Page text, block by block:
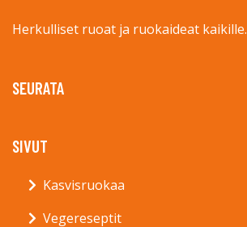
Herkulliset ruoat ja ruokaideat kaikille.
SEURATA
SIVUT
Kasvisruokaa
Vegereseptit